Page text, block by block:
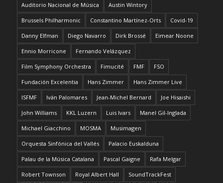
Auditorio Nacional de Música Austin Wintory
Brussels Philharmonic Constantino Martínez-Orts Covid-19
Danny Elfman Diego Navarro Dirk Brossé Eimear Noone
Ennio Morricone Fernando Velázquez
Film Symphony Orchestra Fimucité FMF FSO
Fundación Excelentia Hans Zimmer Hans Zimmer Live
ISFMF Iván Palomares Jean-Michel Bernard Joe Hisaishi
John Williams KKL Luzern Luis Ivars Manel Gil-Inglada
Michael Giacchino MOSMA Musimagen
Orquesta Sinfónica del Vallés Palacio Euskalduna
Palau de la Música Catalana Pascal Gaigne Rafa Melgar
Robert Townson Royal Albert Hall SoundTrackFest